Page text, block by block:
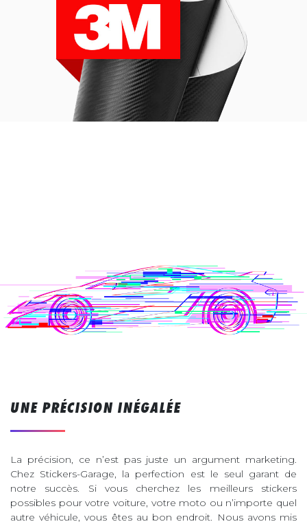
UNE PRÉCISION INÉGALÉE
La précision, ce n’est pas juste un argument marketing.
Chez Stickers-Garage, la perfection est le seul garant de
notre succès. Si vous cherchez les meilleurs stickers
possibles pour votre voiture, votre moto ou n’importe quel
autre véhicule, vous êtes au bon endroit. Nous avons mis